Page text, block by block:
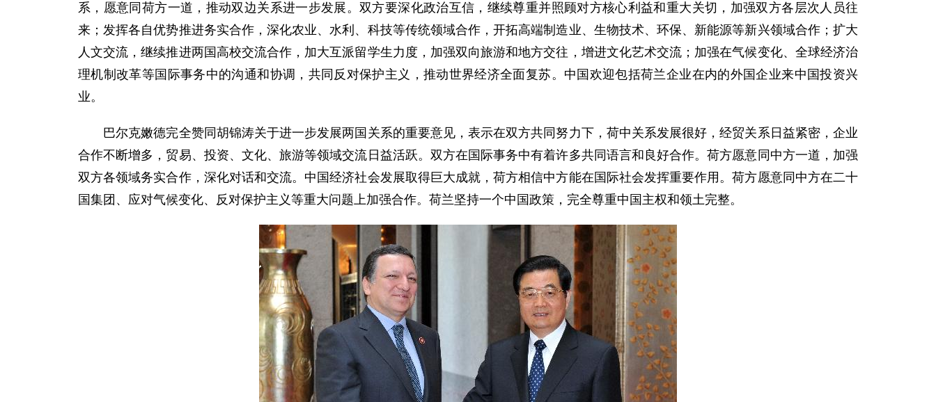
系，愿意同荷方一道，推动双边关系进一步发展。双方要深化政治互信，继续尊重并照顾对方核心利益和重大关切，加强双方各层次人员往
来；发挥各自优势推进务实合作，深化农业、水利、科技等传统领域合作，开拓高端制造业、生物技术、环保、新能源等新兴领域合作；扩大
人文交流，继续推进两国高校交流合作，加大互派留学生力度，加强双向旅游和地方交往，增进文化艺术交流；加强在气候变化、全球经济治
理机制改革等国际事务中的沟通和协调，共同反对保护主义，推动世界经济全面复苏。中国欢迎包括荷兰企业在内的外国企业来中国投资兴
业。
巴尔克嫩德完全赞同胡锦涛关于进一步发展两国关系的重要意见，表示在双方共同努力下，荷中关系发展很好，经贸关系日益紧密，企业
合作不断增多，贸易、投资、文化、旅游等领域交流日益活跃。双方在国际事务中有着许多共同语言和良好合作。荷方愿意同中方一道，加强
双方各领域务实合作，深化对话和交流。中国经济社会发展取得巨大成就，荷方相信中方能在国际社会发挥重要作用。荷方愿意同中方在二十
国集团、应对气候变化、反对保护主义等重大问题上加强合作。荷兰坚持一个中国政策，完全尊重中国主权和领土完整。